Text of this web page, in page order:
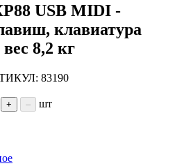
USB MIDI -
клавиатура
8,2 кг
83190
+ – шт